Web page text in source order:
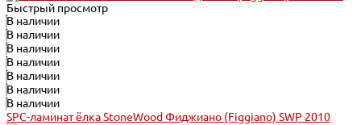
Быстрый просмотр
В наличии
В наличии
В наличии
В наличии
В наличии
В наличии
В наличии
SPC-ламинат ёлка StoneWood Фиджиано (Figgiano) SWP 2010